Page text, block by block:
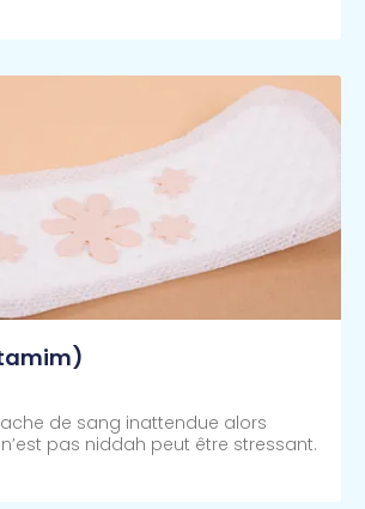
(Ketamim)
de sang inattendue alors
pas niddah peut être stressant.